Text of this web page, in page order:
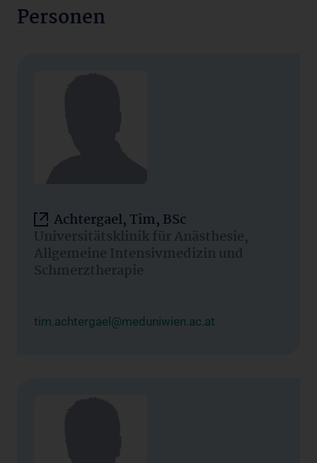
Personen
Achtergael, Tim, BSc
Universitätsklinik für Anästhesie,
Allgemeine Intensivmedizin und
Schmerztherapie
tim.achtergael@meduniwien.ac.at